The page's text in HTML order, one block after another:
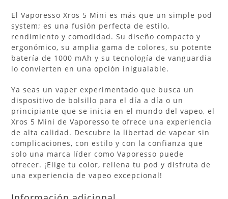
El Vaporesso Xros 5 Mini es más que un simple pod
system; es una fusión perfecta de estilo,
rendimiento y comodidad. Su diseño compacto y
ergonómico, su amplia gama de colores, su potente
batería de 1000 mAh y su tecnología de vanguardia
lo convierten en una opción inigualable.
Ya seas un vaper experimentado que busca un
dispositivo de bolsillo para el día a día o un
principiante que se inicia en el mundo del vapeo, el
Xros 5 Mini de Vaporesso te ofrece una experiencia
de alta calidad. Descubre la libertad de vapear sin
complicaciones, con estilo y con la confianza que
solo una marca líder como Vaporesso puede
ofrecer. ¡Elige tu color, rellena tu pod y disfruta de
una experiencia de vapeo excepcional!